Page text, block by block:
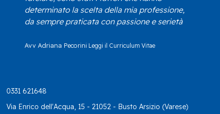
determinato la scelta della mia professione,
da sempre praticata con passione e serietà
Avv Adriana Pecorini Leggi il Curriculum Vitae
0331 621648
Via Enrico dell'Acqua, 15 - 21052 - Busto Arsizio (Varese)